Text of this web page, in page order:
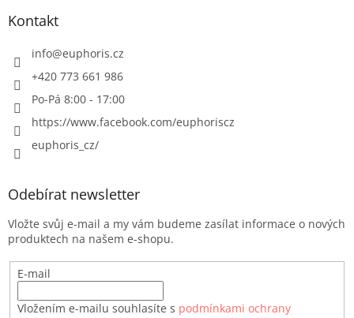
Kontakt
info@euphoris.cz
+420 773 661 986
Po-Pá 8:00 - 17:00
https://www.facebook.com/euphoriscz
euphoris_cz/
Odebírat newsletter
Vložte svůj e-mail a my vám budeme zasílat informace o nových
produktech na našem e-shopu.
E-mail
Vložením e-mailu souhlasíte s podmínkami ochrany